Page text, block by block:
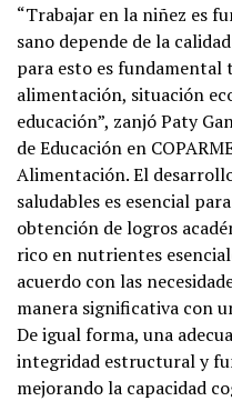
“Trabajar en la niñez es
sano depende de la
para esto es fundamental
alimentación, situación
educación”, zanjó Paty
de Educación en
Alimentación. El
saludables es esencial
obtención de logros
rico en nutrientes
acuerdo con las
manera significativa con
De igual forma, una
integridad estructural y
mejorando la capacidad